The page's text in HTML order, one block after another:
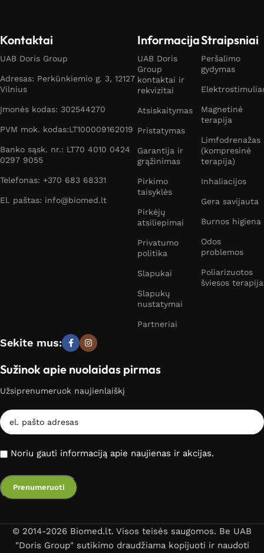
Kontaktai
UAB Doris Group
Adresas: Perkūnkiemio g. 3, 12127
Vilnius
Įmonės kodas: 302544270
PVM mok. kodas:LT100009162019
Banko sąsk. nr.: LT70 4010 0424
0297 9055
Telefonas: +370 683 68331
El. paštas: info@biomed.lt
Informacija
UAB Doris
Group
kontaktai ir
rekvizitai
Atsiskaitymas
Pristatymas
Garantija ir
grąžinimas
Pirkimo
taisyklės
Pirkėjų
atsiliepimai
Privatumo
politika
Slapukai
Slapukų
nustatymai
Partneriai
Straipsniai
Peršalimo
gydymas
Magnetinė
terapija
Limfodrenažas
(kompresinė
terapija)
Inhaliacijos
Gera savijauta
Burnos higiena
Odos
problemos
Poliarizuotos
šviesos terapija
Sekite mus:
Sužinok apie nuolaidas pirmas
Užsiprenumeruok naujienlaiškį
Noriu gauti informaciją apie naujienas ir akcijas.
© 2014-2026 Biomed.lt. Visos teisės saugomos. Be UAB
"Doris Group" sutikimo draudžiama kopijuoti ir naudoti